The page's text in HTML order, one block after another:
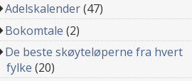
Adelskalender(47)
Bokomtale (2)
De beste skøyteløperne fra hvert
fylke (20)